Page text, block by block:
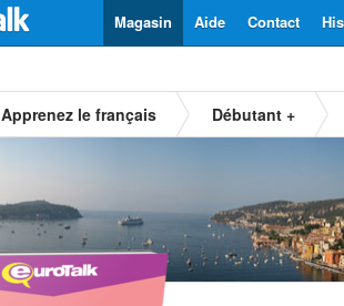
Contact
Aide
Magasin
Apprenez le français Débutant +